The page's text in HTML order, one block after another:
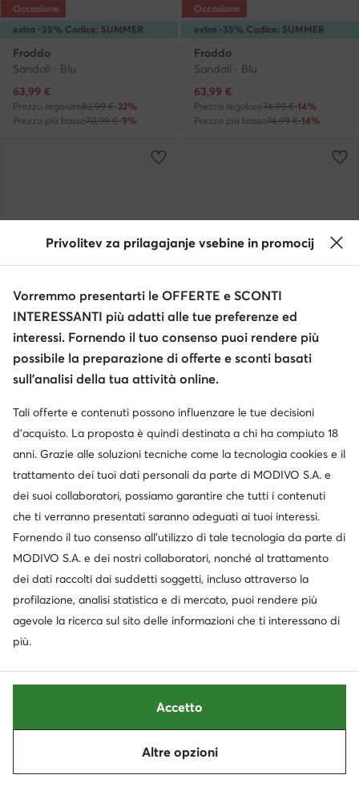
extra -35% Codice: SUMMER
Occasione
Froddo
Sandali · Blu
Prezzo attuale
63,99 €
Prezzo regolare82,99 €-22%
Prezzo più basso70,99 €-9%
extra -35% Codice: SUMMER
Occasione
Froddo
Sandali · Blu
Prezzo attuale
63,99 €
Prezzo regolare74,99 €-14%
Prezzo più basso74,99 €-14%
extra -35% Codice: SUMMER
Occasione
Sandali · Blu
Prezzo attuale
38,99 €
Prezzo regolare 58,95 €
Prezzo più basso42,99 €-9%
extra -35% Codice: SUMMER
Occasione
Sandali · Blu
Prezzo attuale
38,99
-21%
Prezzo più basso41,99 €-7%
Prezzo regolare54,95 €-10%
Prezzo regolare54,95 €-16%
Privolitev za prilagajanje vsebine in promocij
Vorremmo presentarti le OFFERTE e SCONTI
INTERESSANTI più adatti alle tue preferenze ed
interessi. Fornendo il tuo consenso puoi rendere più
possibile la preparazione di offerte e sconti basati
sull’analisi della tua attività online.
Tali offerte e contenuti possono influenzare le tue decisioni
d’acquisto. La proposta è quindi destinata a chi ha compiuto 18
anni. Grazie alle soluzioni tecniche come la tecnologia cookies e il
trattamento dei tuoi dati personali da parte di MODIVO S.A. e
dei suoi collaboratori, possiamo garantire che tutti i contenuti
che ti verranno presentati saranno adeguati ai tuoi interessi.
Fornendo il tuo consenso all’utilizzo di tale tecnologia da parte di
MODIVO S.A. e dei nostri collaboratori, nonché al trattamento
dei dati raccolti dai suddetti soggetti, incluso attraverso la
profilazione, analisi statistica e di mercato, puoi rendere più
agevole la ricerca sul sito delle informazioni che ti interessano di
più.
Altre opzioni
Accetto